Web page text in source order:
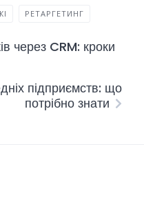
РЕТАРГЕТИНГ
через CRM: кроки
підприємств: що
потрібно знати